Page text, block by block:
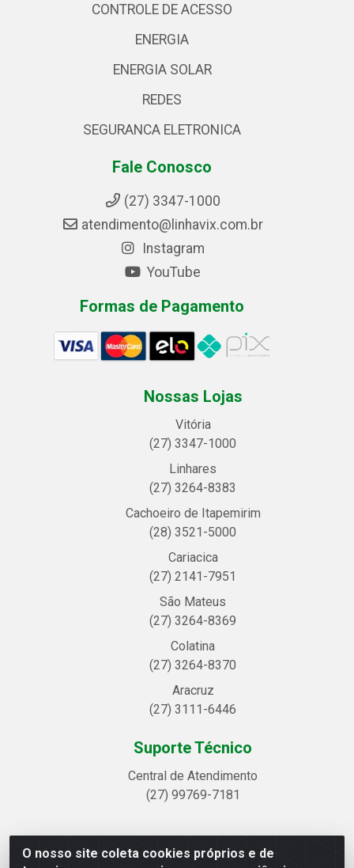
O nosso site coleta cookies próprios e de
CONTROLE DE ACESSO
ENERGIA
ENERGIA SOLAR
REDES
SEGURANCA ELETRONICA
Fale Conosco
(27) 3347-1000
atendimento@linhavix.com.br
Instagram
YouTube
Formas de Pagamento
Nossas Lojas
Vitória
(27) 3347-1000
Linhares
(27) 3264-8383
Cachoeiro de Itapemirim
(28) 3521-5000
Cariacica
(27) 2141-7951
São Mateus
(27) 3264-8369
Colatina
(27) 3264-8370
Aracruz
(27) 3111-6446
Suporte Técnico
Central de Atendimento
(27) 99769-7181
Linhavix Distribuidora LTDA - Avenida Alegre, 2521 -